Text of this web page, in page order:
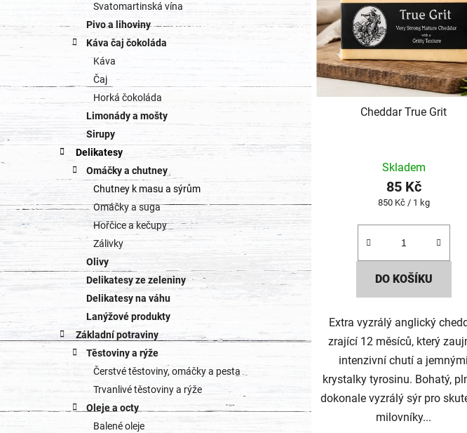
Svatomartinská vína
Pivo a lihoviny
Káva čaj čokoláda
Káva
Čaj
Horká čokoláda
Limonády a mošty
Sirupy
Delikatesy
Omáčky a chutney
Chutney k masu a sýrům
Omáčky a suga
Hořčice a kečupy
Zálivky
Olivy
Delikatesy ze zeleniny
Delikatesy na váhu
Lanýžové produkty
Základní potraviny
Těstoviny a rýže
Čerstvé těstoviny, omáčky a pesta
Trvanlivé těstoviny a rýže
Oleje a octy
Balené oleje
Cheddar True Grit
Skladem
85 Kč
Měrná
850 Kč / 1 kg
DO KOŠÍKU
Extra vyzrálý anglický
zrající 12 měsíců, který
intenzivní chutí a jemnými
krystalky tyrosinu. Bohatý,
dokonale vyzrálý sýr pro
milovníky...